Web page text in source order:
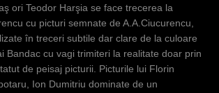
ori Teodor Harşia se face trecerea la
cu picturi semnate de A.A.Ciucurencu,
în treceri subtile dar clare de la culoare
Bandac cu vagi trimiteri la realitate doar prin
de peisaj picturii. Picturile lui Florin
Ion Dumitriu dominate de un